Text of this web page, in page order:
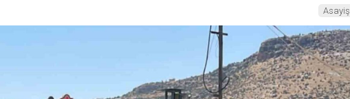
Asayiş